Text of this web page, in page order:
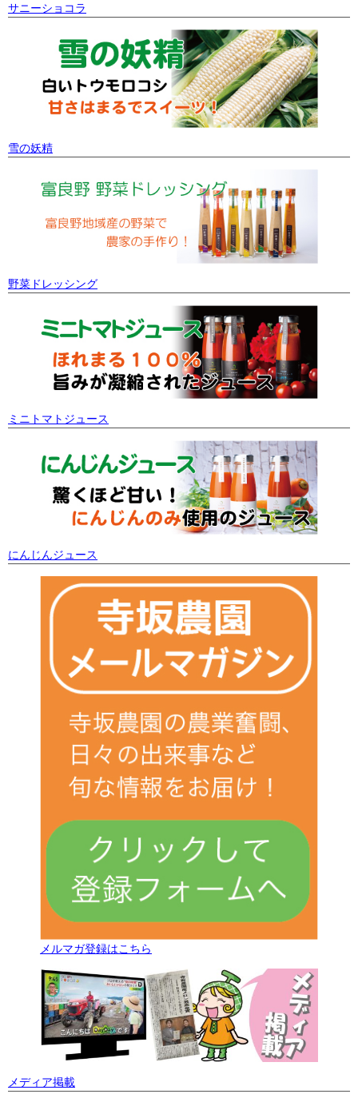
サニーショコラ
雪の妖精
野菜ドレッシング
ミニトマトジュース
にんじんジュース
メルマガ登録はこちら
メディア掲載